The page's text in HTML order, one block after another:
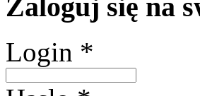
Zaloguj się na
Login *